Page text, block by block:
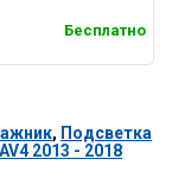
Бесплатно
, Подсветка
2013 - 2018